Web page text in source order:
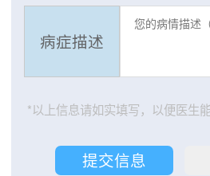
病症描述
*以上信息请如实填写，以便医生